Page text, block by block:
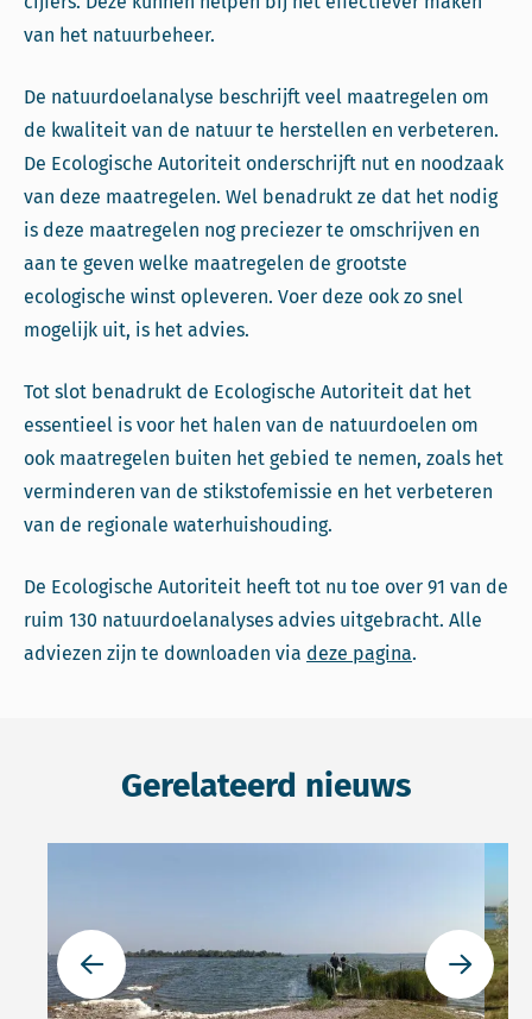
van het natuurbeheer.
De natuurdoelanalyse beschrijft veel maatregelen om
de kwaliteit van de natuur te herstellen en verbeteren.
De Ecologische Autoriteit onderschrijft nut en noodzaak
van deze maatregelen. Wel benadrukt ze dat het nodig
is deze maatregelen nog preciezer te omschrijven en
aan te geven welke maatregelen de grootste
ecologische winst opleveren. Voer deze ook zo snel
mogelijk uit, is het advies.
Tot slot benadrukt de Ecologische Autoriteit dat het
essentieel is voor het halen van de natuurdoelen om
ook maatregelen buiten het gebied te nemen, zoals het
verminderen van de stikstofemissie en het verbeteren
van de regionale waterhuishouding.
De Ecologische Autoriteit heeft tot nu toe over 91 van de
ruim 130 natuurdoelanalyses advies uitgebracht. Alle
adviezen zijn te downloaden via deze pagina.
Gerelateerd nieuws
Ga
Ga naar de vorige slide